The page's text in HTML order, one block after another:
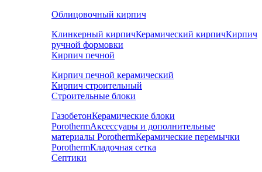
Облицовочный кирпич
Клинкерный кирпичКерамический кирпичКирпич
ручной формовки
Кирпич печной
Кирпич печной керамический
Кирпич строительный
Строительные блоки
ГазобетонКерамические блоки
PorothermАксессуары и дополнительные
материалы PorothermКерамические перемычки
PorothermКладочная сетка
Септики